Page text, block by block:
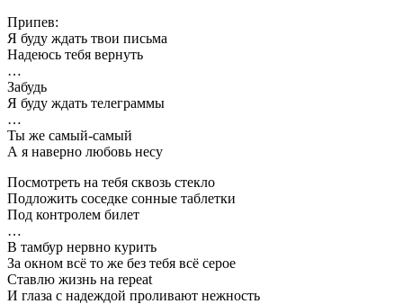
Припев:
Я буду ждать твои письма
Надеюсь тебя вернуть
…
Забудь
Я буду ждать телеграммы
…
Ты же самый-самый
А я наверно любовь несу
Посмотреть на тебя сквозь стекло
Подложить соседке сонные таблетки
Под контролем билет
…
В тамбур нервно курить
За окном всё то же без тебя всё серое
Ставлю жизнь на repeat
И глаза с надеждой проливают нежность